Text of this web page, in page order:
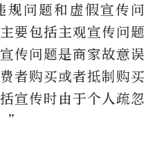
规问题和虚假宣传问
要包括主观宣传问题
传问题是商家故意误
者购买或者抵制购买
宣传时由于个人疏忽
”